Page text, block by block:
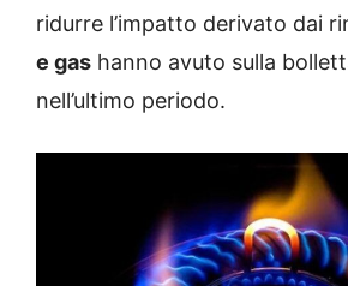
ridurre l’impatto derivato dai
e gas hanno avuto sulla
nell’ultimo periodo.